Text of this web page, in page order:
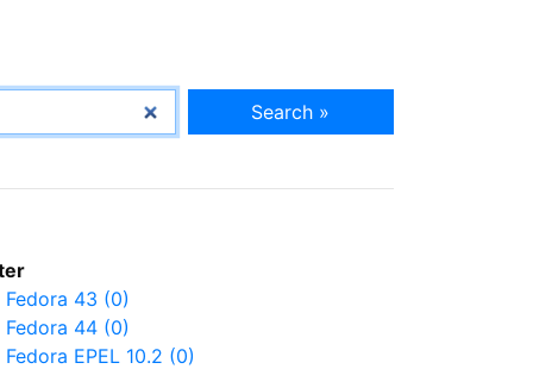
Search »
Fedora 43 (0)
Fedora 44 (0)
Fedora EPEL 10.2 (0)